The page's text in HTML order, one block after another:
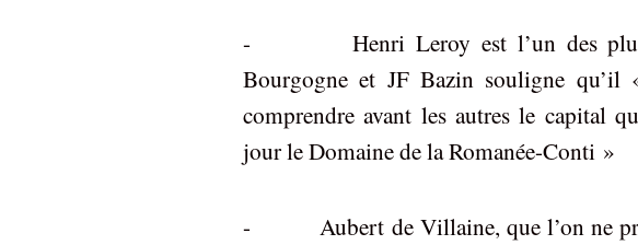
- Henri Leroy est l’un des plus
Bourgogne et JF Bazin souligne
comprendre avant les autres le capital
jour le Domaine de la Romanée-Conti »
- Aubert de Villaine, que l’on ne